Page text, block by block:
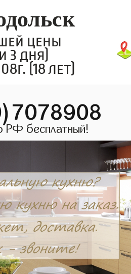
цены
3 дня)
(18 лет)
РФ бесплатный!